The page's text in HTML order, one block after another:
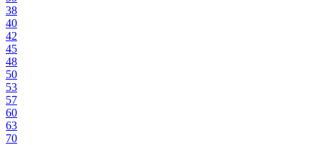
38
40
42
45
48
50
53
57
60
63
70